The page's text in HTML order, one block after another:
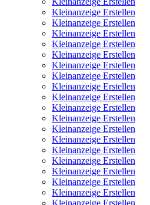
Kleinanzeige Erstellen
Kleinanzeige Erstellen
Kleinanzeige Erstellen
Kleinanzeige Erstellen
Kleinanzeige Erstellen
Kleinanzeige Erstellen
Kleinanzeige Erstellen
Kleinanzeige Erstellen
Kleinanzeige Erstellen
Kleinanzeige Erstellen
Kleinanzeige Erstellen
Kleinanzeige Erstellen
Kleinanzeige Erstellen
Kleinanzeige Erstellen
Kleinanzeige Erstellen
Kleinanzeige Erstellen
Kleinanzeige Erstellen
Kleinanzeige Erstellen
Kleinanzeige Erstellen